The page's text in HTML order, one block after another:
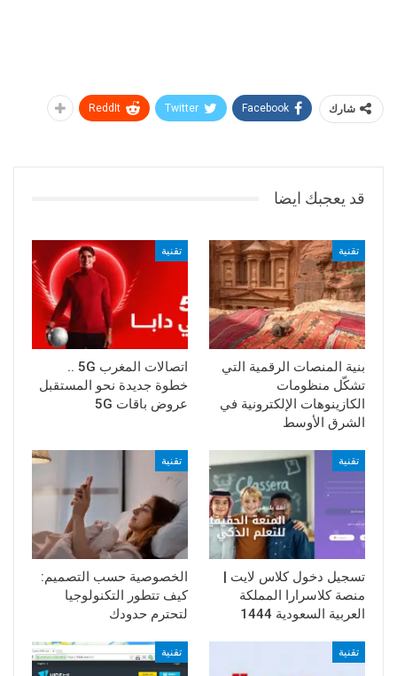
شارك Facebook
Twitter
ReddIt
قد يعجبك ايضا
تقنية
بنية المنصات الرقمية التي
تشكّل منظومات
الكازينوهات الإلكترونية في
الشرق الأوسط
تقنية
اتصالات المغرب 5G ..
خطوة جديدة نحو المستقبل
عروض باقات 5G
تقنية
تسجيل دخول كلاس لايت |
منصة كلاسرارا المملكة
العربية السعودية 1444
تقنية
الخصوصية حسب التصميم:
كيف تتطور التكنولوجيا
لتحترم حدودك
تقنية تقنية